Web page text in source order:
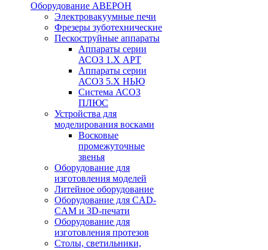
Оборудование АВЕРОН
Электровакуумные печи
Фрезеры зуботехнические
Пескоструйные аппараты
Аппараты серии
АСОЗ 1.Х АРТ
Аппараты серии
АСОЗ 5.Х НЬЮ
Система АСОЗ
ПЛЮС
Устройства для
моделирования восками
Восковые
промежуточные
звенья
Оборудование для
изготовления моделей
Литейное оборудование
Оборудование для CAD-
CAM и 3D-печати
Оборудование для
изготовления протезов
Cтолы, светильники,